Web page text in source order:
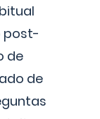
post-
de
de